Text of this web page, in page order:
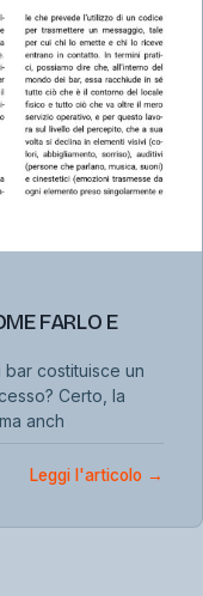
FARLO E
costituisce un
Certo, la
anch
Leggi l'articolo →